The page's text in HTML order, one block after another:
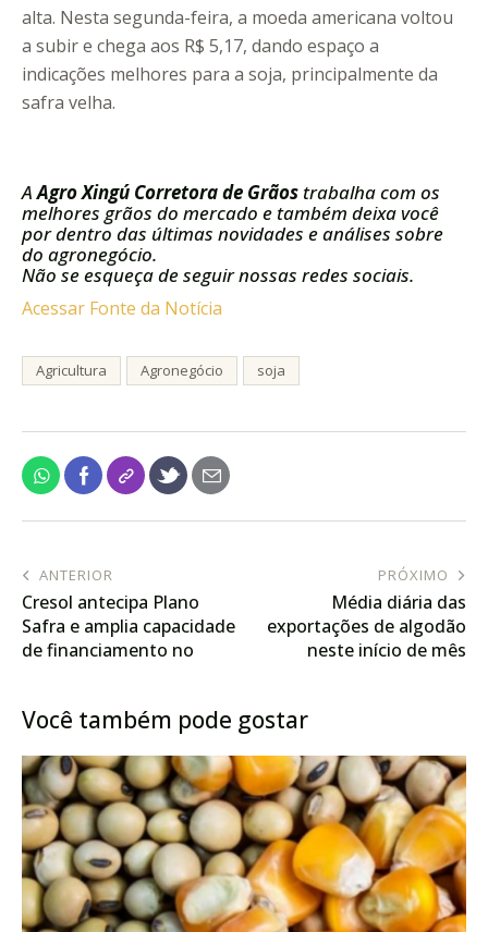
alta. Nesta segunda-feira, a moeda americana voltou
a subir e chega aos R$ 5,17, dando espaço a
indicações melhores para a soja, principalmente da
safra velha.
AAgro Xingú Corretora de Grãos trabalha com os
melhores grãos do mercado e também deixa você
por dentro das últimas novidades e análises sobre
do agronegócio.
Não se esqueça de seguir nossas redes sociais.
Acessar Fonte da Notícia
Agricultura Agronegócio soja
ANTERIOR
Cresol antecipa Plano
Safra e amplia capacidade
de financiamento no
PRÓXIMO
Média diária das
exportações de algodão
neste início de mês
Você também pode gostar